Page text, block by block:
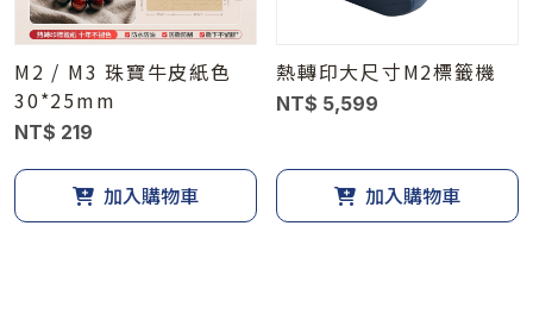
M2 / M3 珠寶牛皮紙色
30*25mm
NT$ 219
加入購物車
熱轉印大尺寸M2標籤機
NT$ 5,599
加入購物車